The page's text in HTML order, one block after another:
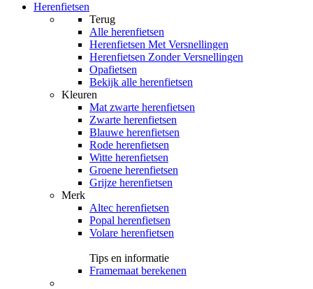
Herenfietsen
Terug
Alle herenfietsen
Herenfietsen Met Versnellingen
Herenfietsen Zonder Versnellingen
Opafietsen
Bekijk alle herenfietsen
Kleuren
Mat zwarte herenfietsen
Zwarte herenfietsen
Blauwe herenfietsen
Rode herenfietsen
Witte herenfietsen
Groene herenfietsen
Grijze herenfietsen
Merk
Altec herenfietsen
Popal herenfietsen
Volare herenfietsen
Tips en informatie
Framemaat berekenen